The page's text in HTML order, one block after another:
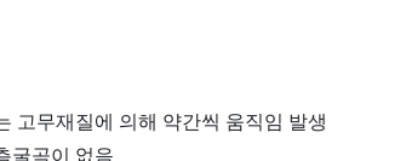
고무재질에 의해 약간씩 움직임 발생
굴곡이 없음